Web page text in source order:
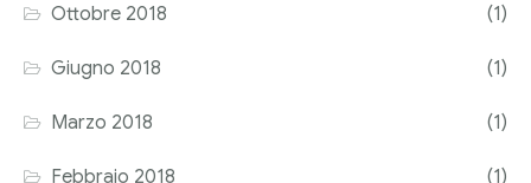
Ottobre 2018 (1)
Giugno 2018 (1)
Marzo 2018 (1)
Febbraio 2018 (1)